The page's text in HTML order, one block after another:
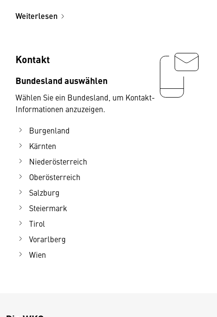
Weiterlesen
Kontakt
Bundesland auswählen
Wählen Sie ein Bundesland, um Kontakt-
Informationen anzuzeigen.
Burgenland
Kärnten
Niederösterreich
Oberösterreich
Salzburg
Steiermark
Tirol
Vorarlberg
Wien